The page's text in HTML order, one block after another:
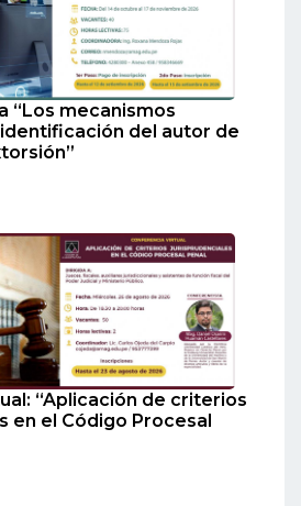
“Los mecanismos
del autor de
“Aplicación de criterios
en el Código Procesal